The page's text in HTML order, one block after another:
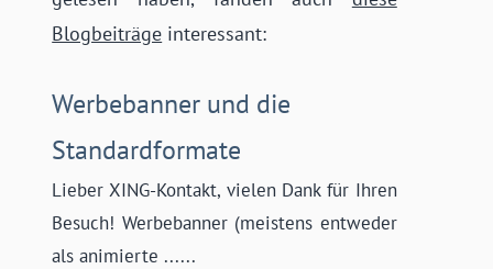
Blogbeiträge interessant:
Werbebanner und die
Standardformate
Lieber XING-Kontakt, vielen Dank für Ihren
Besuch! Werbebanner (meistens entweder
als animierte ......